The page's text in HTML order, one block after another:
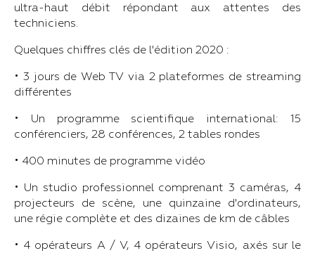
ultra-haut débit répondant aux attentes des
techniciens.
Quelques chiffres clés de l'édition 2020 :
• 3 jours de Web TV via 2 plateformes de streaming
différentes
• Un programme scientifique international: 15
conférenciers, 28 conférences, 2 tables rondes
• 400 minutes de programme vidéo
• Un studio professionnel comprenant 3 caméras, 4
projecteurs de scène, une quinzaine d'ordinateurs,
une régie complète et des dizaines de km de câbles
• 4 opérateurs A / V, 4 opérateurs Visio, axés sur le